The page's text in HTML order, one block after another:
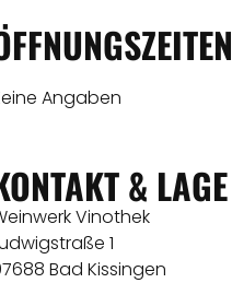
Angaben
& LAGE
Vinothek
1
Bad Kissingen